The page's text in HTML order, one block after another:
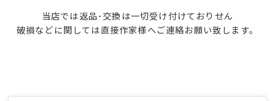
当店では返品･交換は一切受け付けておりせん
破損などに関しては直接作家様へご連絡お願い致します。